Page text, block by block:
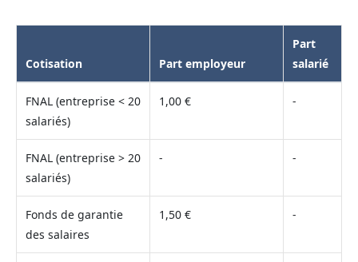
Cotisation Part employeur
Part
salarié
FNAL (entreprise < 20
salariés)
1,00 € -
FNAL (entreprise > 20
salariés)
- -
Fonds de garantie
des salaires
1,50 € -